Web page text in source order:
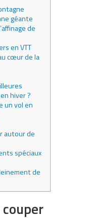
géante
de
en VTT
cœur de la
hiver ?
un vol en
autour de
spéciaux
de
couper